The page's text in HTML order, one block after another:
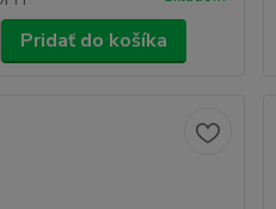
Pridať do košíka